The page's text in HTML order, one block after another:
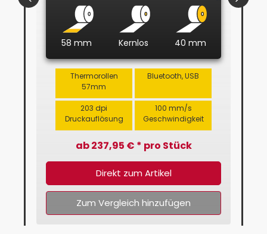
58 mm Kernlos 40 mm
Thermorollen
57mm
Bluetooth, USB
203 dpi
Druckauflösung
100 mm/s
Geschwindigkeit
ab 237,95 € * pro Stück
Direkt zum Artikel
Zum Vergleich hinzufügen